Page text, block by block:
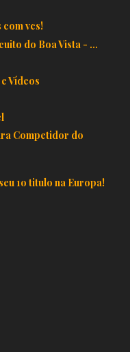
com vcs!
do Boa Vista - ...
Vídeos
Competidor do
1o titulo na Europa!